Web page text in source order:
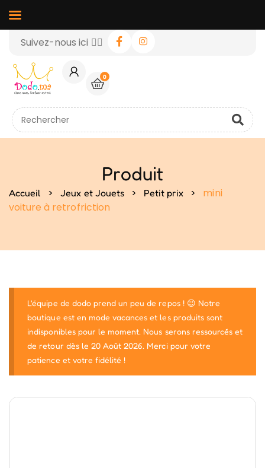
Suivez-nous ici 👉🏻
0
Produit
Accueil > Jeux et Jouets > Petit prix >
mini
voiture à retrofriction
L'équipe de dodo prend un peu de repos ! 😉 Notre
boutique est en mode vacances et les produits sont
indisponibles pour le moment. Nous serons ressourcés et
de retour dès le 20 Août 2026. Merci pour votre
patience et votre fidélité !